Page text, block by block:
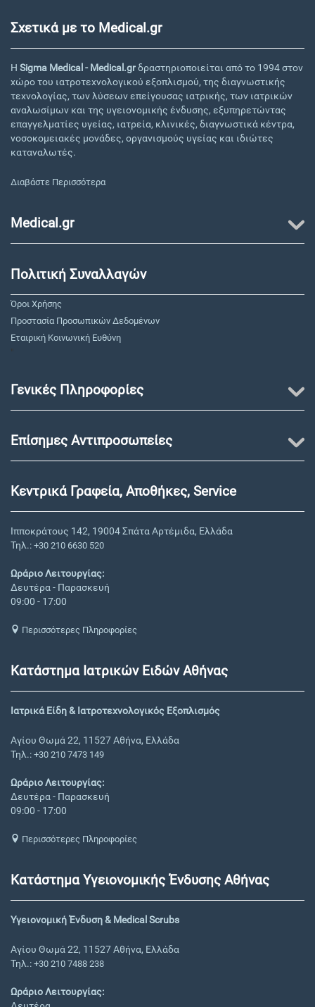
Σχετικά με το Medical.gr
Η Sigma Medical - Medical.grδραστηριοποιείται από το 1994 στον
χώρο του ιατροτεχνολογικού εξοπλισμού, της διαγνωστικής
τεχνολογίας, των λύσεων επείγουσας ιατρικής, των ιατρικών
αναλωσίμων και της υγειονομικής ένδυσης, εξυπηρετώντας
επαγγελματίες υγείας, ιατρεία, κλινικές, διαγνωστικά κέντρα,
νοσοκομειακές μονάδες, οργανισμούς υγείας και ιδιώτες
καταναλωτές.
Διαβάστε Περισσότερα
Medical.gr
Πολιτική Συναλλαγών
Όροι Χρήσης
Προστασία Προσωπικών Δεδομένων
Εταιρική Κοινωνική Ευθύνη
"
Γενικές Πληροφορίες
Επίσημες Αντιπροσωπείες
Κεντρικά Γραφεία, Αποθήκες, Service
Ιπποκράτους 142, 19004 Σπάτα Αρτέμιδα, Ελλάδα
Τηλ.: +30 210 6630 520
Ωράριο Λειτουργίας:
Δευτέρα - Παρασκευή
09:00 - 17:00
Περισσότερες Πληροφορίες
Κατάστημα Ιατρικών Ειδών Αθήνας
Ιατρικά Είδη & Ιατροτεχνολογικός Εξοπλισμός
Αγίου Θωμά 22, 11527 Αθήνα, Ελλάδα
Τηλ.: +30 210 7473 149
Ωράριο Λειτουργίας:
Δευτέρα - Παρασκευή
09:00 - 17:00
Περισσότερες Πληροφορίες
Κατάστημα Υγειονομικής Ένδυσης Αθήνας
Υγειονομική Ένδυση & Medical Scrubs
Αγίου Θωμά 22, 11527 Αθήνα, Ελλάδα
Τηλ.: +30 210 7488 238
Ωράριο Λειτουργίας: